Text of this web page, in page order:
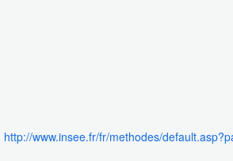
http://www.insee.fr/fr/methodes/